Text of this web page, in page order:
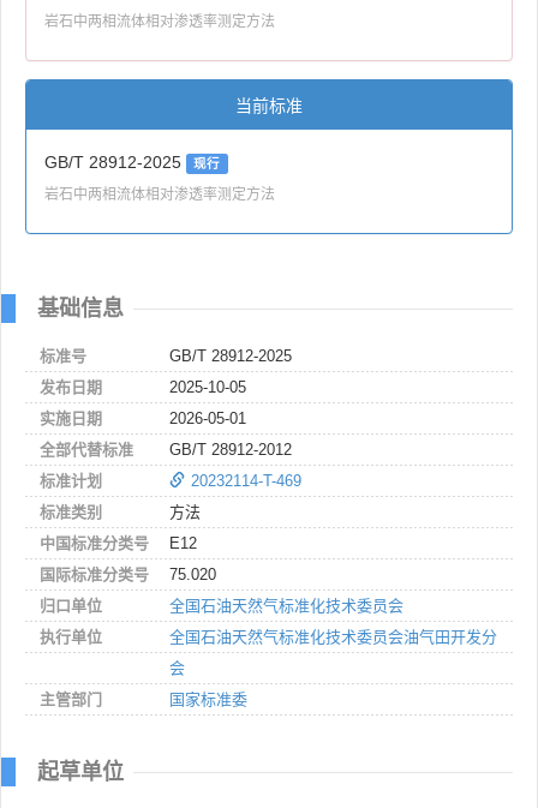
岩石中两相流体相对渗透率测定方法
当前标准
GB/T 28912-2025 现行
岩石中两相流体相对渗透率测定方法
基础信息
标准号
GB/T 28912-2025
发布日期
2025-10-05
实施日期
2026-05-01
全部代替标准
GB/T 28912-2012
标准计划
20232114-T-469
标准类别
方法
中国标准分类号
E12
国际标准分类号
75.020
归口单位
全国石油天然气标准化技术委员会
执行单位
全国石油天然气标准化技术委员会油气田开发分
会
主管部门
国家标准委
起草单位